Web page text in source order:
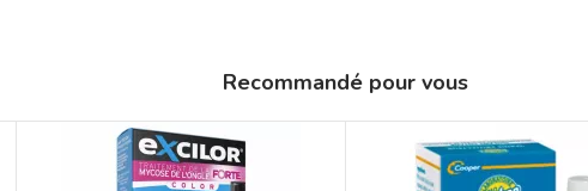
Recommandé pour vous